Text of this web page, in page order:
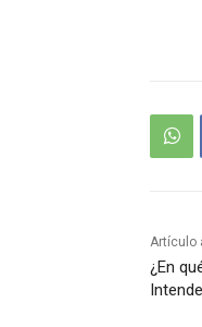
Artículo
¿En